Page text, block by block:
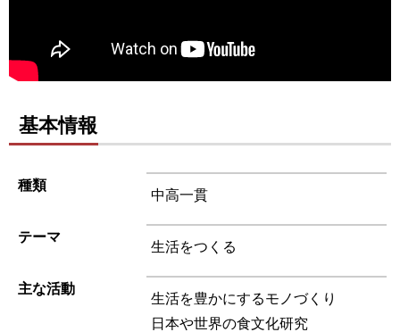
基本情報
種類
中高一貫
テーマ
生活をつくる
主な活動
生活を豊かにするモノづくり
日本や世界の食文化研究